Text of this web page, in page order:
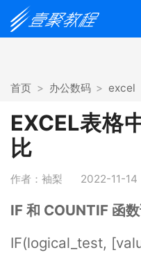
首页 办公数码 excel
EXCEL表格
比
作者：袖梨 2022-11-14
IF 和 COUNTIF 函
IF(logical_test,